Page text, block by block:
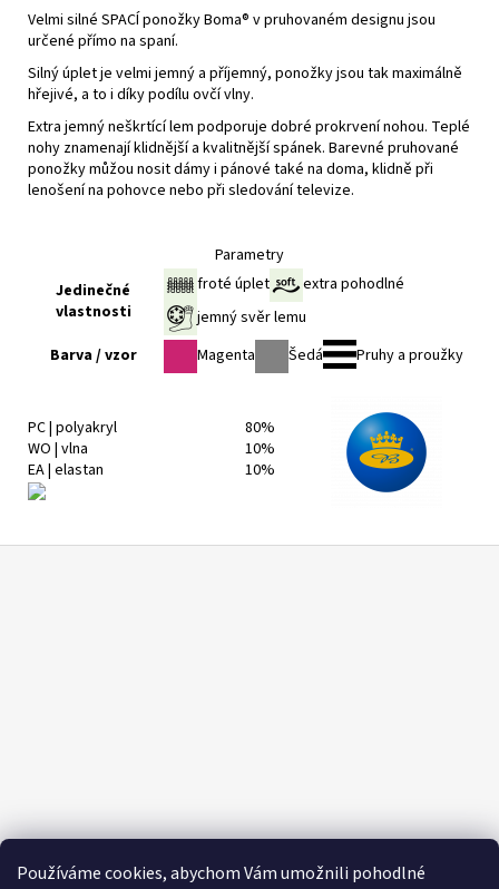
Používáme cookies, abychom Vám umožnili pohodlné
Velmi silné SPACÍ ponožky Boma® v pruhovaném designu jsou
určené přímo na spaní.
Silný úplet je velmi jemný a příjemný, ponožky jsou tak maximálně
hřejivé, a to i díky podílu ovčí vlny.
Extra jemný neškrtící lem podporuje dobré prokrvení nohou. Teplé
nohy znamenají klidnější a kvalitnější spánek. Barevné pruhované
ponožky můžou nosit dámy i pánové také na doma, klidně při
lenošení na pohovce nebo při sledování televize.
Parametry
Jedinečné
vlastnosti
froté úplet
extra pohodlné
jemný svěr lemu
Barva / vzor
Magenta Šedá Pruhy a proužky
PC | polyakryl
80%
WO | vlna
10%
EA | elastan
10%